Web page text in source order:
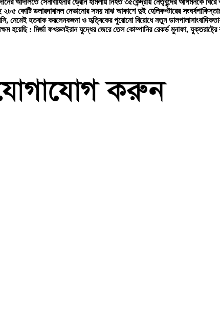
আদালতে সেনাবাহিনীর ড্রোন হামলায় নিহত ৩৫কেন্দ্রীয় নেতৃবৃন্দের আগমনকে
২৮৫ কোটি ডলারদাবানল নেভানোর সময় মাঝ আকাশে দুই হেলিকপ্টারের সংঘর্ষ
নেমেই হতবাক করলেনকঙ্গনা ও হৃত্বিকের পুরোনো বিরোধে নতুন ডালপালা
হয়েছি : মির্জা ফখরুলইরান যুদ্ধের জেরে তেল কোম্পানির রেকর্ড মুনাফা,